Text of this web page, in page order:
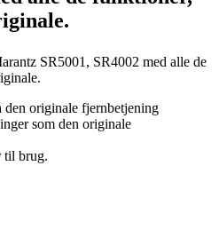
SR5001, SR4002 med alle de
den originale fjernbetjening
som den originale
til brug.